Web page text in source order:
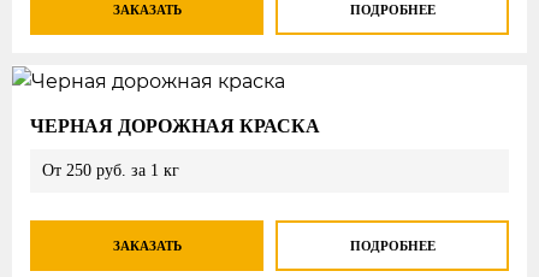
ЗАКАЗАТЬ ПОДРОБНЕЕ
ЧЕРНАЯ ДОРОЖНАЯ КРАСКА
От 250 руб. за 1 кг
ЗАКАЗАТЬ ПОДРОБНЕЕ